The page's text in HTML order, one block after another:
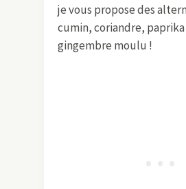
je vous propose des
cumin, coriandre,
gingembre moulu !